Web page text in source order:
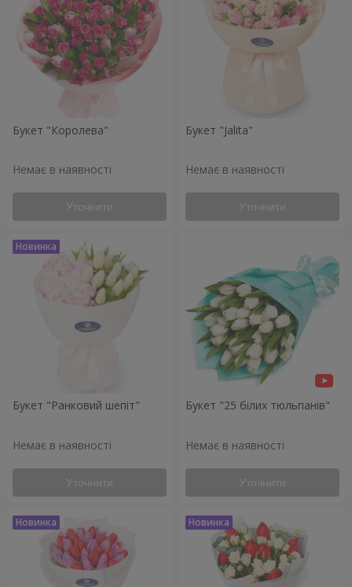
Букет "Королева"
Немає в наявності
Уточнити
Букет "Jalita"
Немає в наявності
Уточнити
Букет "Ранковий шепіт"
Немає в наявності
Уточнити
Букет "25 білих тюльпанів"
Немає в наявності
Уточнити